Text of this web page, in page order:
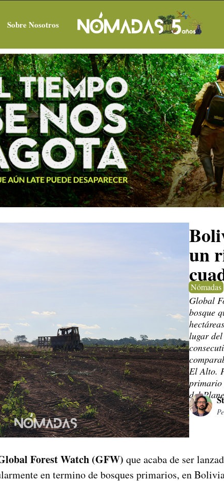
Sobre Nosotros
un
Nómadas
Global
bosque
lugar
El Alto.
primario
del
Forest Watch (GFW) que acaba de ser
en termino de bosques primarios, en